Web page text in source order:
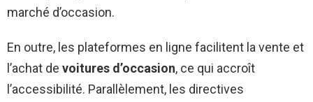
marché d’occasion.
En outre, les plateformes en ligne facilitent la vente et
l’achat de voitures d’occasion, ce qui accroît
l’accessibilité. Parallèlement, les directives